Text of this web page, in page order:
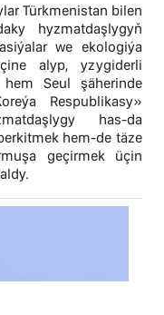
Türkmenistan bilen
hyzmatdaşlygyň
we ekologiýa
alyp, yzygiderli
Seul şäherinde
Respublikasy»
has-da
hem-de täze
geçirmek üçin